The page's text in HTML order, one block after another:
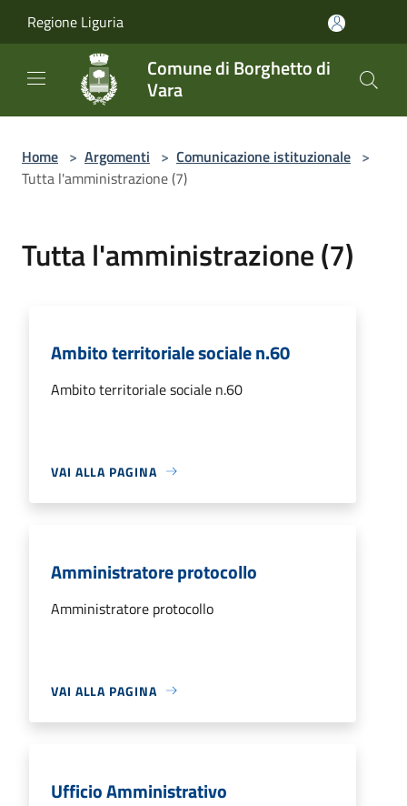
Regione Liguria
Comune di Borghetto di
Vara
Home > Argomenti > Comunicazione istituzionale >
Tutta l'amministrazione (7)
Tutta l'amministrazione (7)
Ambito territoriale sociale n.60
Ambito territoriale sociale n.60
VAI ALLA PAGINA
Amministratore protocollo
Amministratore protocollo
VAI ALLA PAGINA
Ufficio Amministrativo